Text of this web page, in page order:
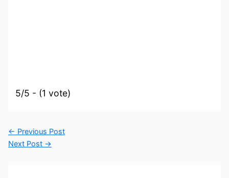
5/5 - (1 vote)
← Previous Post
Next Post →